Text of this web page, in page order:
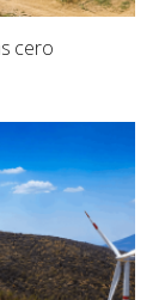
cero